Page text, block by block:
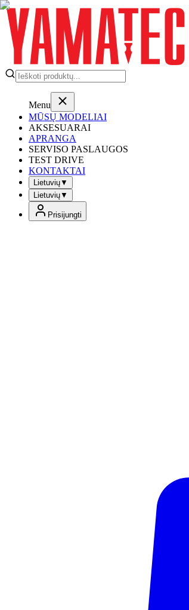
Menu
MŪSŲ MODELIAI
AKSESUARAI
APRANGA
SERVISO PASLAUGOS
TEST DRIVE
KONTAKTAI
Lietuvių▼
Lietuvių▼
Prisijungti